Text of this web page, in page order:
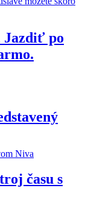
Jazdiť po
času s